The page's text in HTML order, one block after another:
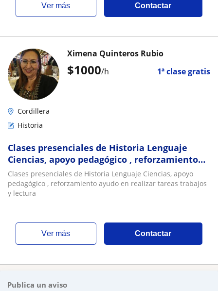
ver más Contactar
$1000/h 1ª clase gratis
Ximena Quinteros Rubio
Cordillera
Historia
Clases presenciales de Historia Lenguaje
Ciencias, apoyo pedagógico , reforzamiento
ayudo en realizar tareas trabajos y lectura
Clases presenciales de Historia Lenguaje Ciencias, apoyo
pedagógico , reforzamiento ayudo en realizar tareas trabajos
y lectura
ver más Contactar
Publica un aviso